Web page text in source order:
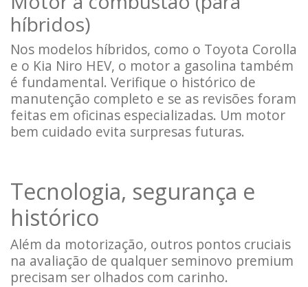
híbridos)
Nos modelos híbridos, como o Toyota Corolla
e o Kia Niro HEV, o motor a gasolina também
é fundamental. Verifique o histórico de
manutenção completo e se as revisões foram
feitas em oficinas especializadas. Um motor
bem cuidado evita surpresas futuras.
Tecnologia, segurança e
histórico
Além da motorização, outros pontos cruciais
na avaliação de qualquer seminovo premium
precisam ser olhados com carinho.